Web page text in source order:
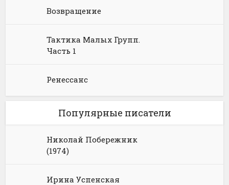
Возвращение
Тактика Малых Групп.
Часть 1
Ренессанс
Популярные писатели
Николай Побережник
(1974)
Ирина Успенская